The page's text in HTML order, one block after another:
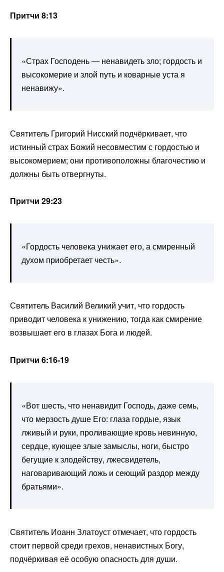
Притчи 8:13
«Страх Господень — ненавидеть зло; гордость и
высокомерие и злой путь и коварные уста я
ненавижу».
Святитель Григорий Нисский подчёркивает, что
истинный страх Божий несовместим с гордостью и
высокомерием; они противоположны благочестию и
должны быть отвергнуты.
Притчи 29:23
«Гордость человека унижает его, а смиренный
духом приобретает честь».
Святитель Василий Великий учит, что гордость
приводит человека к унижению, тогда как смирение
возвышает его в глазах Бога и людей.
Притчи 6:16-19
«Вот шесть, что ненавидит Господь, даже семь,
что мерзость душе Его: глаза гордые, язык
лживый и руки, проливающие кровь невинную,
сердце, кующее злые замыслы, ноги, быстро
бегущие к злодейству, лжесвидетель,
наговаривающий ложь и сеющий раздор между
братьями».
Святитель Иоанн Златоуст отмечает, что гордость
стоит первой среди грехов, ненавистных Богу,
подчёркивая её особую опасность для души.